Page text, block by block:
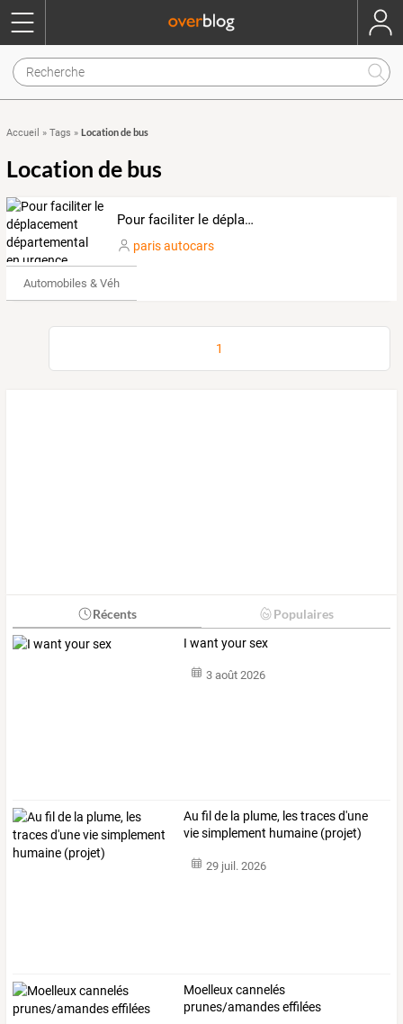
Accueil » Tags » Location de bus
Location de bus
Pour faciliter le déplacement départemental en urgence
paris autocars
Automobiles & Véhicules
1
Récents Populaires
I want your sex
3 août 2026
Au fil de la plume, les traces d'une
vie simplement humaine (projet)
29 juil. 2026
Moelleux cannelés
prunes/amandes effilées